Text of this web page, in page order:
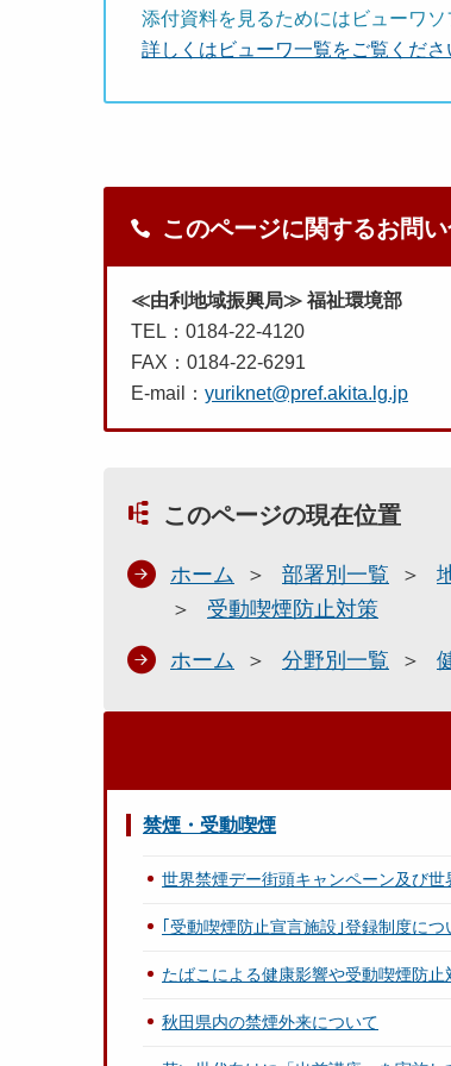
添付資料を見るためにはビューワソ
詳しくはビューワ一覧をご覧くださ
このページに関するお問
≪由利地域振興局≫ 福祉環境部
TEL：0184-22-4120
FAX：0184-22-6291
E-mail： yuriknet@pref.akita.lg.jp
このページの現在位置
ホーム 部署別一覧
受動喫煙防止対策
ホーム 分野別一覧
禁煙・受動喫煙
世界禁煙デー街頭キャンペーン及び
｢受動喫煙防止宣言施設｣登録制度につ
たばこによる健康影響や受動喫煙防
秋田県内の禁煙外来について